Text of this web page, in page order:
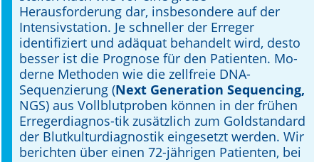
Stellenmarkt
Kongresskalender
Herausforderung dar, insbesondere auf der
Intensivstation. Je schneller der Erreger
identifiziert und adäquat behandelt wird, desto
besser ist die Prognose für den Patienten. Mo-
derne Methoden wie die zellfreie DNA-
Sequenzierung (Next Generation Sequencing,
NGS) aus Vollblutproben können in der frühen
Erregerdiagnos-tik zusätzlich zum Goldstandard
der Blutkulturdiagnostik eingesetzt werden. Wir
berichten über einen 72-jährigen Patienten, bei